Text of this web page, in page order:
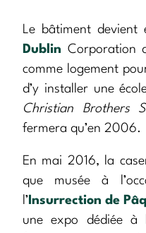
Le bâtiment
Dublin Corporation
comme logement
d’y installer une
Christian Brothers
fermera qu’en 2006.
En mai 2016, la
que musée à
l’ Insurrection de
une expo dédiée à